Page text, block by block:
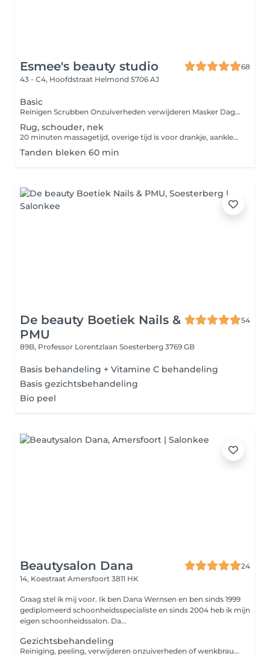
Esmee's beauty studio
68
43 - C4, Hoofdstraat Helmond 5706 AJ
Basic
Reinigen Scrubben Onzuiverheden verwijderen Masker Dagcreme Deelbehandelingen zoals epileren, verven, peelings of bindweefselmassage zijn bij te boeken.
Rug, schouder, nek
20 minuten massagetijd, overige tijd is voor drankje, aankleden etc.
Tanden bleken 60 min
De beauty Boetiek Nails &
PMU
54
89B, Professor Lorentzlaan Soesterberg 3769 GB
Basis behandeling + Vitamine C behandeling
Basis gezichtsbehandeling
Bio peel
Beautysalon Dana
24
14, Koestraat Amersfoort 3811 HK
Graag stel ik mij voor. Ik ben Dana Wernsen en ben sinds 1999
gediplomeerd schoonheidsspecialiste en sinds 2004 heb ik mijn
eigen schoonheidssalon. Da...
Gezichtsbehandeling
Reiniging, peeling, verwijderen onzuiverheden of wenkbrauwen epileren, masker en dagcrème